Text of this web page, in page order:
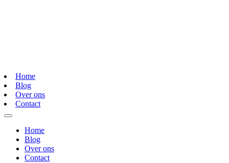
Home
Blog
Over ons
Contact
Home
Blog
Over ons
Contact